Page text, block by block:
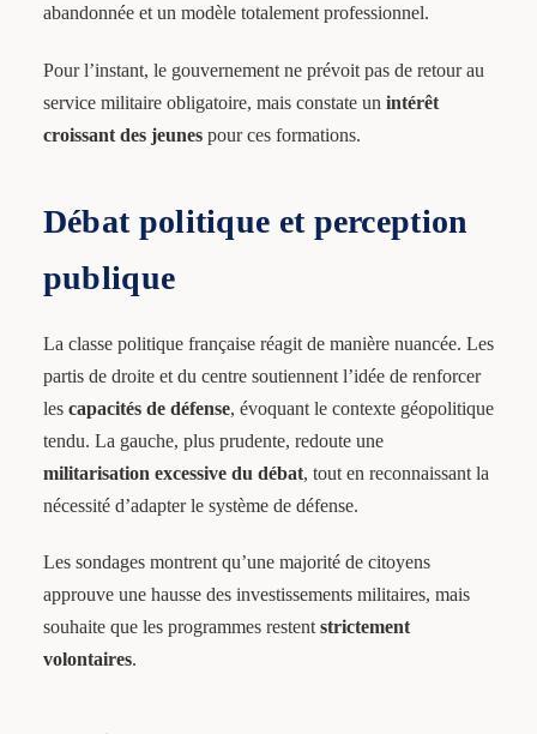
abandonnée et un modèle totalement professionnel.
Pour l’instant, le gouvernement ne prévoit pas de retour au
service militaire obligatoire, mais constate un intérêt
croissant des jeunespour ces formations.
Débat politique et perception
publique
La classe politique française réagit de manière nuancée. Les
partis de droite et du centre soutiennent l’idée de renforcer
les capacités de défense, évoquant le contexte géopolitique
tendu. La gauche, plus prudente, redoute une
militarisation excessive du débat, tout en reconnaissant la
nécessité d’adapter le système de défense.
Les sondages montrent qu’une majorité de citoyens
approuve une hausse des investissements militaires, mais
souhaite que les programmes restentstrictement
volontaires.